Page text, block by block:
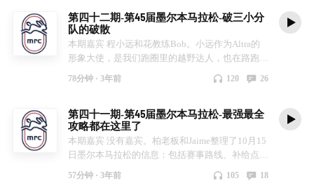
芬姐亲手制作的精美手工花一朵。
私兔助力她达到目标。最终是否达到320，且听兔
说～ 节目里提到大牛哥的铁三和捐款故事如下：
去年11月，大牛哥在前往西澳参加首场大铁的前
一个月发生了意外，在一场自行车训练中遭遇了一
场严重车祸，导致脊柱发生两处骨折，面部多处受
伤骨折。哪里跌倒，哪里爬起来。现在，他在备战
拉松，这一场意义更为重大，因为他在为脊柱研究
Spinal Research募集善款，筹款链接：
https://www.justgiving.com/fundraising/xinwei-qian
第四十二期-第45届墨尔本马拉松-破三小分
队的破散
本期嘉宾 程小远和花教练Bob。小远作为Altra的
形象大使，是我们跑圈里的越野达人，也在路跑有
的，之后经历了一些伤病也在逐步恢复中。今年墨
中包括我们的花教练。破三小分队一开始就破散
了，只剩下花教练跟随小远司机近半马，之后也下
车。最终是否破三，且听兔说～ 小远提到的伤病
文章链接如下，主要讲解了Over Training
Syndrome简称OTS，即过度训练综合征
https://mp.weixin.qq.com/s/kloJ1m7qulnkJUmWW
78分钟 · 3年前 120 26
第四十一期-第45届墨尔本马拉松-最强最全
攻略都在这里了
本期嘉宾 没有嘉宾。柏老板和Jaime整理了10月15
日墨尔本马拉松的信息：包括赛事路线、补给点、
跑团在race week的准备，包括饮食、训练、休
57分钟 · 3年前 105 18